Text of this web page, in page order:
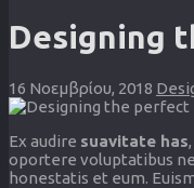
Designing
16 Νοεμβρίου, 2018
Ex audire suavitate has
oportere voluptatibus
honestatis et eum.